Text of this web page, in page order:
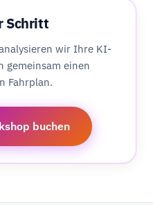
Schritt
wir Ihre KI-
gemeinsam einen
Fahrplan.
buchen